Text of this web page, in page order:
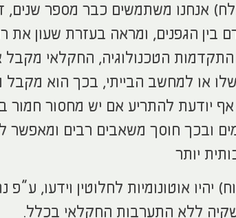
אנחנו משתמשים כבר מספר שנים,
בין הגפנים, ומראה בעזרת שעון את
הטכנולוגיה, החקלאי מקבל
שלו או למחשב הבייתי, בכך הוא מקבל
יודעת להתריע אם יש מחסור חמור
ובכך חוסך משאבים רבים ומאפשר
יותר
אוטונומיות לחלוטין וידעו, ע”פ
ללא התערבות החקלאי בכלל.